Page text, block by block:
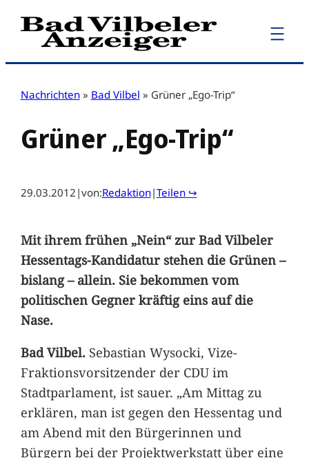
Zum
Inhalt
Nachrichten » Bad Vilbel » Grüner „Ego-Trip“
Grüner „Ego-Trip“
29.03.2012 |von:Redaktion|Teilen ↪
Mit ihrem frühen „Nein“ zur Bad Vilbeler
Hessentags-Kandidatur stehen die Grünen –
bislang – allein. Sie bekommen vom
politischen Gegner kräftig eins auf die
Nase.
Bad Vilbel.Sebastian Wysocki, Vize-
Fraktionsvorsitzender der CDU im
Stadtparlament, ist sauer. „Am Mittag zu
erklären, man ist gegen den Hessentag und
am Abend mit den Bürgerinnen und
Bürgern bei der Projektwerkstatt über eine